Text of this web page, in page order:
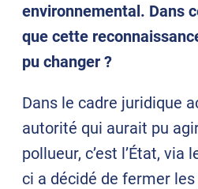
environnemental. Dans
que cette
pu changer ?
Dans le cadre juridique
autorité qui aurait pu
pollueur, c’est l’État,
ci a décidé de fermer les